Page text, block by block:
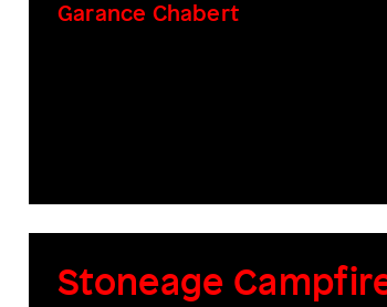
Garance Chabert
Stoneage